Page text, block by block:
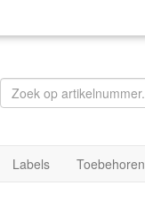
Labels Toebehoren